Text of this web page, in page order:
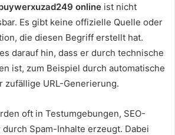
online ist nicht
Es gibt keine offizielle Quelle oder
die diesen Begriff erstellt hat.
darauf hin, dass er durch technische
ist, zum Beispiel durch automatische
zufällige URL-Generierung.
oft in Testumgebungen, SEO-
Spam-Inhalte erzeugt. Dabei